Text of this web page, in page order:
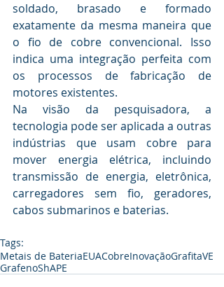
soldado, brasado e formado
exatamente da mesma maneira que
o fio de cobre convencional. Isso
indica uma integração perfeita com
os processos de fabricação de
motores existentes.
Na visão da pesquisadora, a
tecnologia pode ser aplicada a outras
indústrias que usam cobre para
mover energia elétrica, incluindo
transmissão de energia, eletrônica,
carregadores sem fio, geradores,
cabos submarinos e baterias.
Tags:
Metais de BateriaEUACobreInovaçãoGrafitaVE
GrafenoShAPE